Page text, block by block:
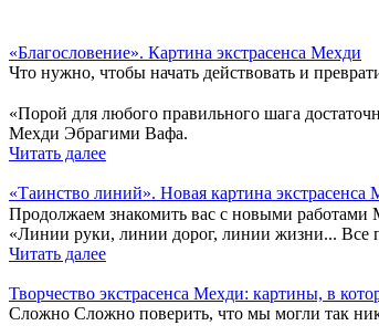
«Благословение». Картина экстрасенса Мехди
Что нужно, чтобы начать действовать и
«Порой для любого правильного шага
Мехди Эбрагими Вафа.
Читать далее
«Таинство линий». Новая картина экстрасенса
Продолжаем знакомить вас с новыми работами
«Линии руки, линии дорог, линии жизни... Все
Читать далее
Творчество экстрасенса Мехди: картины, в
Сложно Сложно поверить, что мы могли так